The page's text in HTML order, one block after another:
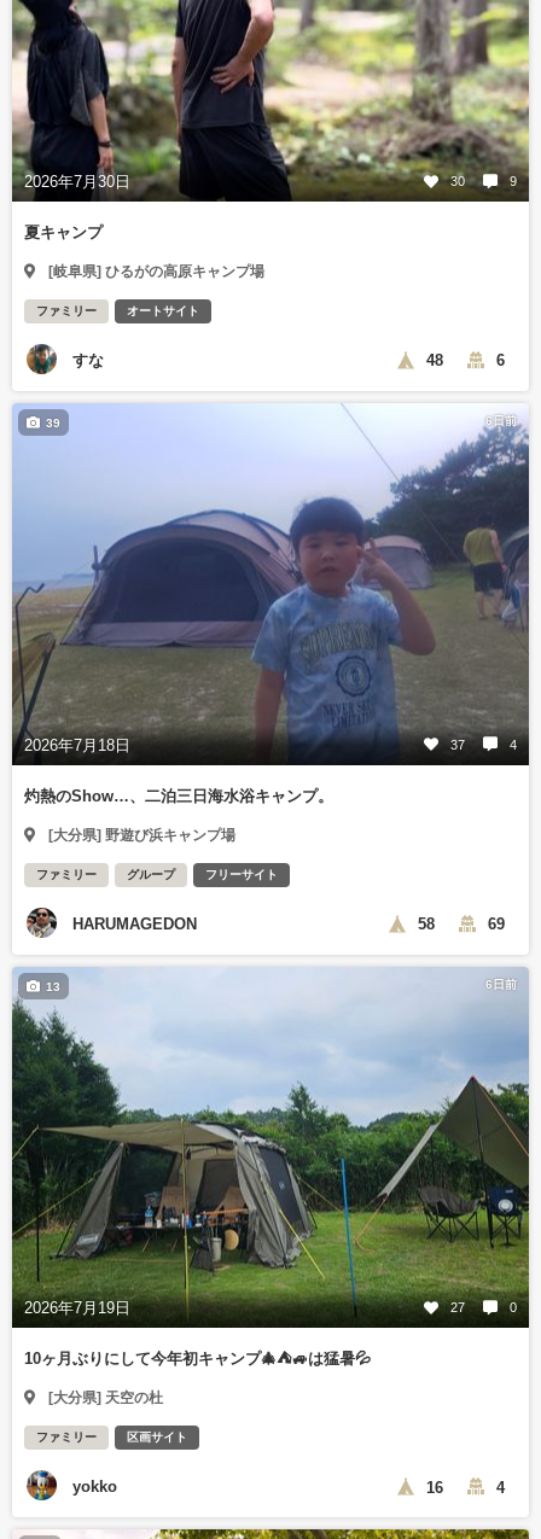
2026年7月30日 30 9
夏キャンプ
[岐阜県] ひるがの高原キャンプ場
ファミリー オートサイト
すな 48 6
6日前
2026年7月18日 37 4
39
灼熱のShow…、二泊三日海水浴キャンプ。
[大分県] 野遊び浜キャンプ場
ファミリー グループ フリーサイト
HARUMAGEDON 58 69
6日前
2026年7月19日 27 0
13
10ヶ月ぶりにして今年初キャンプ🎄⛺🚙は猛暑💦
[大分県] 天空の杜
ファミリー 区画サイト
yokko 16 4